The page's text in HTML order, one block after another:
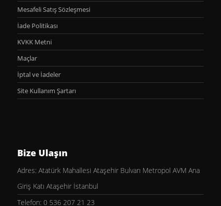
Mesafeli Satış Sözleşmesi
İade Politikası
KVKK Metni
Maçlar
İptal ve İadeler
Site Kullanım Şartarı
Bize Ulaşın
Adres: Atatürk Mahallesi Ataşehir Bulvarı Metropol AVM Ana
Giriş Katı Ataşehir İstanbul
Telefon: 0 536 207 21 23